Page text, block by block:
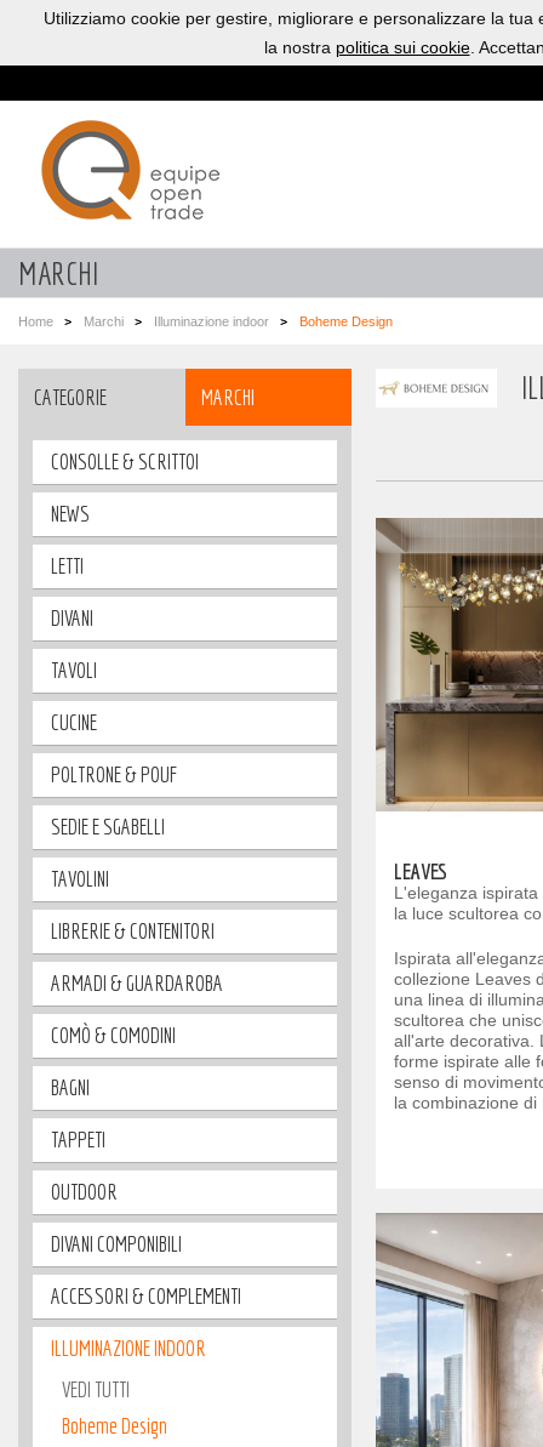
Utilizziamo cookie per gestire, migliorare e personalizzare la
la nostra politica sui cookie.
MARCHI
Home Marchi Illuminazione indoor Boheme Design
CATEGORIE MARCHI
CONSOLLE & SCRITTOI
NEWS
LETTI
DIVANI
TAVOLI
CUCINE
POLTRONE & POUF
SEDIE E SGABELLI
TAVOLINI
LIBRERIE & CONTENITORI
ARMADI & GUARDAROBA
COMÒ & COMODINI
BAGNI
TAPPETI
OUTDOOR
DIVANI COMPONIBILI
ACCESSORI & COMPLEMENTI
ILLUMINAZIONE INDOOR
VEDI TUTTI
Boheme Design
LEAVES
L'eleganza
la luce scultorea
Ispirata
collezione Leaves
una linea di
scultorea che
all'arte decorativa.
forme ispirate alle
senso di
la combinazione di